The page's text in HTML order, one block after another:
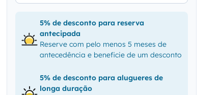
5% de desconto para reserva
antecipada
Reserve com pelo menos 5 meses de
antecedência e beneficie de um desconto
5% de desconto para alugueres de
longa duração